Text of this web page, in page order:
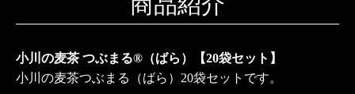
小川の麦茶 つぶまる®（ばら）【20袋セット】
小川の麦茶つぶまる（ばら）20袋セットです。